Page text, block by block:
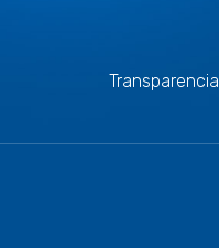
Transparencia